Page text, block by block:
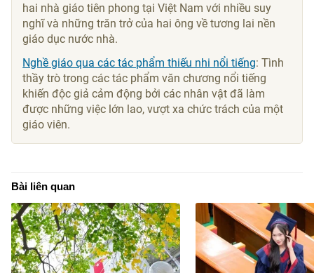
hai nhà giáo tiên phong tại Việt Nam với nhiều suy
nghĩ và những trăn trở của hai ông về tương lai nền
giáo dục nước nhà.
Nghề giáo qua các tác phẩm thiếu nhi nổi tiếng: Tình
thầy trò trong các tác phẩm văn chương nổi tiếng
khiến độc giả cảm động bởi các nhân vật đã làm
được những việc lớn lao, vượt xa chức trách của một
giáo viên.
Bài liên quan